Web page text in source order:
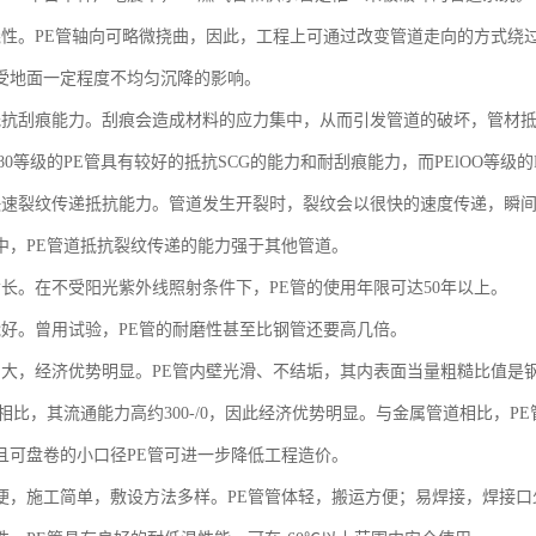
。PE管轴向可略微挠曲，因此，工程上可通过改变管道走向的方式
地面一定程度不均匀沉降的影响。
刮痕能力。刮痕会造成材料的应力集中，从而引发管道的破坏，管材
等级的PE管具有较好的抵抗SCG的能力和耐刮痕能力，而PElOO等级
裂纹传递抵抗能力。管道发生开裂时，裂纹会以很快的速度传递，瞬
，PE管道抵抗裂纹传递的能力强于其他管道。
。在不受阳光紫外线照射条件下，PE管的使用年限可达50年以上。
。曾用试验，PE管的耐磨性甚至比钢管还要高几倍。
，经济优势明显。PE管内壁光滑、不结垢，其内表面当量粗糙比值是
比，其流通能力高约300-/0，因此经济优势明显。与金属管道相比，
可盘卷的小口径PE管可进一步降低工程造价。
，施工简单，敷设方法多样。PE管管体轻，搬运方便；易焊接，焊接口